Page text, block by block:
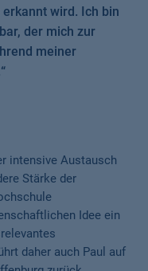
wird. Ich bin
der mich zur
meiner
“
intensive Austausch
Stärke der
Idee ein
daher auch Paul auf